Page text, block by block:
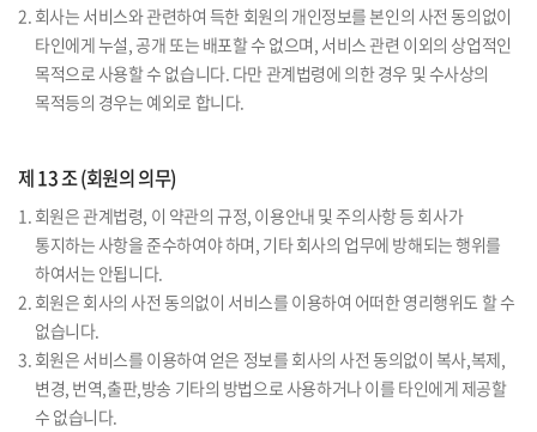
2. 회사는 서비스와 관련하여 득한 회원의 개인정보를 본인의 사전 동의없이
타인에게 누설, 공개 또는 배포할 수 없으며, 서비스 관련 이외의 상업적인
목적으로 사용할 수 없습니다. 다만 관계법령에 의한 경우 및 수사상의
목적등의 경우는 예외로 합니다.
제 13 조 (회원의 의무)
1. 회원은 관계법령, 이 약관의 규정, 이용안내 및 주의사항 등 회사가
통지하는 사항을 준수하여야 하며, 기타 회사의 업무에 방해되는 행위를
하여서는 안됩니다.
2. 회원은 회사의 사전 동의없이 서비스를 이용하여 어떠한 영리행위도 할 수
없습니다.
3. 회원은 서비스를 이용하여 얻은 정보를 회사의 사전 동의없이 복사,복제,
변경, 번역,출판,방송 기타의 방법으로 사용하거나 이를 타인에게 제공할
수 없습니다.